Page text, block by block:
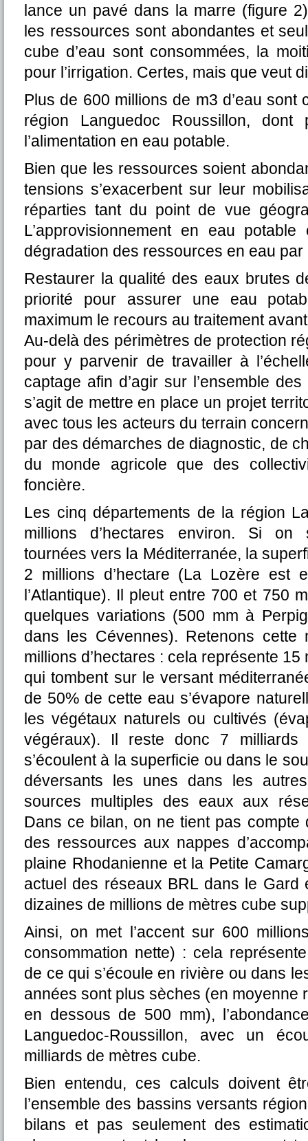
lance un pavé dans la marre (figure
les ressources sont abondantes et
cube d’eau sont consommées, la
pour l’irrigation. Certes, mais que veut
Plus de 600 millions de m3 d’eau sont
région Languedoc Roussillon,
l’alimentation en eau potable.
Bien que les ressources soient
tensions s’exacerbent sur leur
réparties tant du point de vue
L’approvisionnement en eau
dégradation des ressources en eau
Restaurer la qualité des eaux brutes
priorité pour assurer une eau
maximum le recours au traitement
Au-delà des périmètres de protection
pour y parvenir de travailler à
captage afin d’agir sur l’ensemble
s’agit de mettre en place un projet
avec tous les acteurs du terrain
par des démarches de diagnostic, de
du monde agricole que des
foncière.
Les cinq départements de la région
millions d’hectares environ. Si on
tournées vers la Méditerranée, la
2 millions d’hectare (La Lozère est
l’Atlantique). Il pleut entre 700 et 750
quelques variations (500 mm à
dans les Cévennes). Retenons
millions d’hectares : cela représente 15
qui tombent sur le versant
de 50% de cette eau s’évapore
les végétaux naturels ou cultivés
végéraux). Il reste donc 7 milliards
s’écoulent à la superficie ou dans le
déversants les unes dans les
sources multiples des eaux aux
Dans ce bilan, on ne tient pas
des ressources aux nappes
plaine Rhodanienne et la Petite
actuel des réseaux BRL dans le Gard
dizaines de millions de mètres cube
Ainsi, on met l’accent sur 600
consommation nette) : cela
de ce qui s’écoule en rivière ou dans
années sont plus sèches (en moyenne
en dessous de 500 mm),
Languedoc-Roussillon, avec un
milliards de mètres cube.
Bien entendu, ces calculs doivent
l’ensemble des bassins versants
bilans et pas seulement des